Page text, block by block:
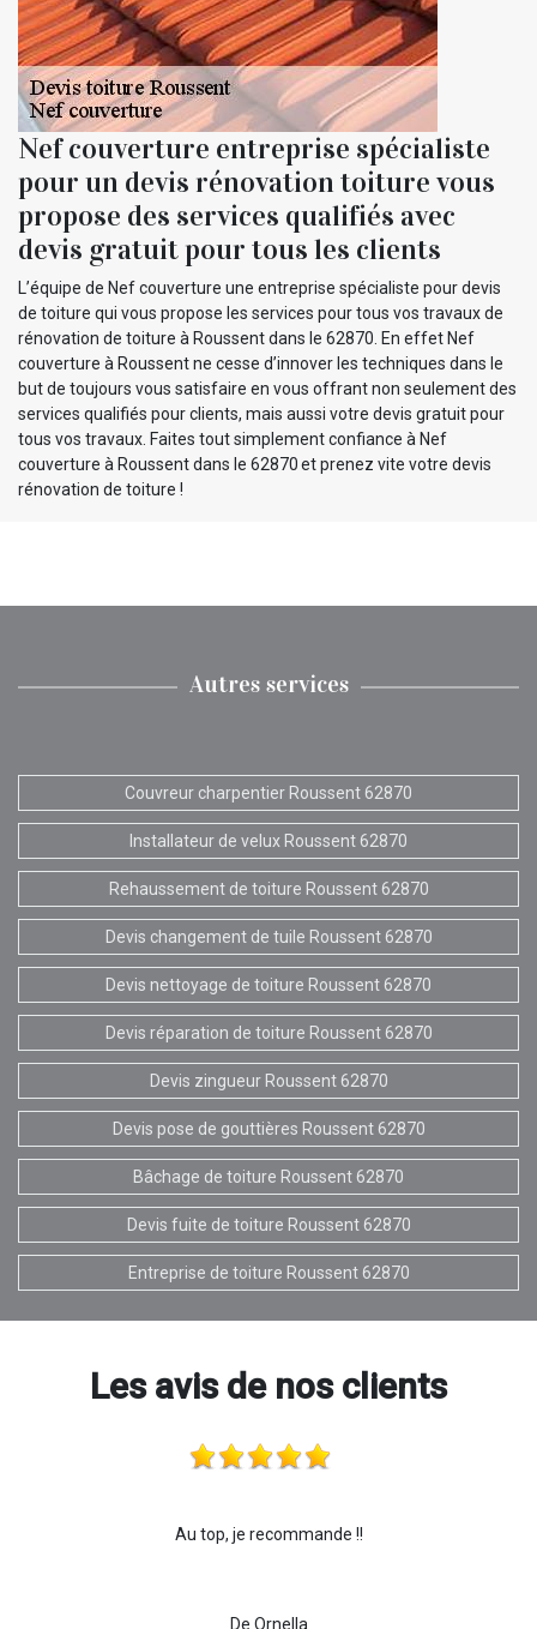
Nef couverture entreprise spécialiste
pour un devis rénovation toiture vous
propose des services qualifiés avec
devis gratuit pour tous les clients
L’équipe de Nef couverture une entreprise spécialiste pour devis
de toiture qui vous propose les services pour tous vos travaux de
rénovation de toiture à Roussent dans le 62870. En effet Nef
couverture à Roussent ne cesse d’innover les techniques dans le
but de toujours vous satisfaire en vous offrant non seulement des
services qualifiés pour clients, mais aussi votre devis gratuit pour
tous vos travaux. Faites tout simplement confiance à Nef
couverture à Roussent dans le 62870 et prenez vite votre devis
rénovation de toiture !
Autres services
Couvreur charpentier Roussent 62870
Installateur de velux Roussent 62870
Rehaussement de toiture Roussent 62870
Devis changement de tuile Roussent 62870
Devis nettoyage de toiture Roussent 62870
Devis réparation de toiture Roussent 62870
Devis zingueur Roussent 62870
Devis pose de gouttières Roussent 62870
Bâchage de toiture Roussent 62870
Devis fuite de toiture Roussent 62870
Entreprise de toiture Roussent 62870
Les avis de nos clients
Au top, je recommande !!
De Ornella